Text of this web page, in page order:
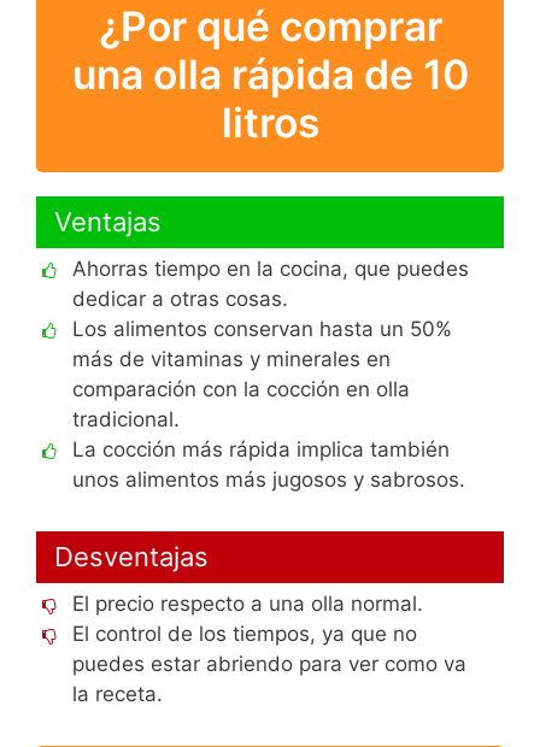
¿Por qué comprar
una olla rápida de 10
litros
Ventajas
Ahorras tiempo en la cocina, que puedes
dedicar a otras cosas.
Los alimentos conservan hasta un 50%
más de vitaminas y minerales en
comparación con la cocción en olla
tradicional.
La cocción más rápida implica también
unos alimentos más jugosos y sabrosos.
Desventajas
El precio respecto a una olla normal.
El control de los tiempos, ya que no
puedes estar abriendo para ver como va
la receta.